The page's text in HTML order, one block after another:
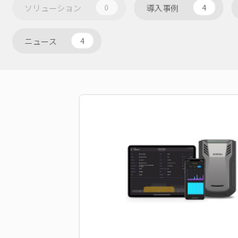
ソリューション 0 導入事例 4
ニュース 4